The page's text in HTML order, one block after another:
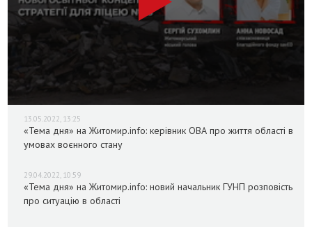
13.05.2022, 13:25
«Тема дня» на Житомир.info: керівник ОВА про життя області в
умовах воєнного стану
29.04.2022, 10:59
«Тема дня» на Житомир.info: новий начальник ГУНП розповість
про ситуацію в області